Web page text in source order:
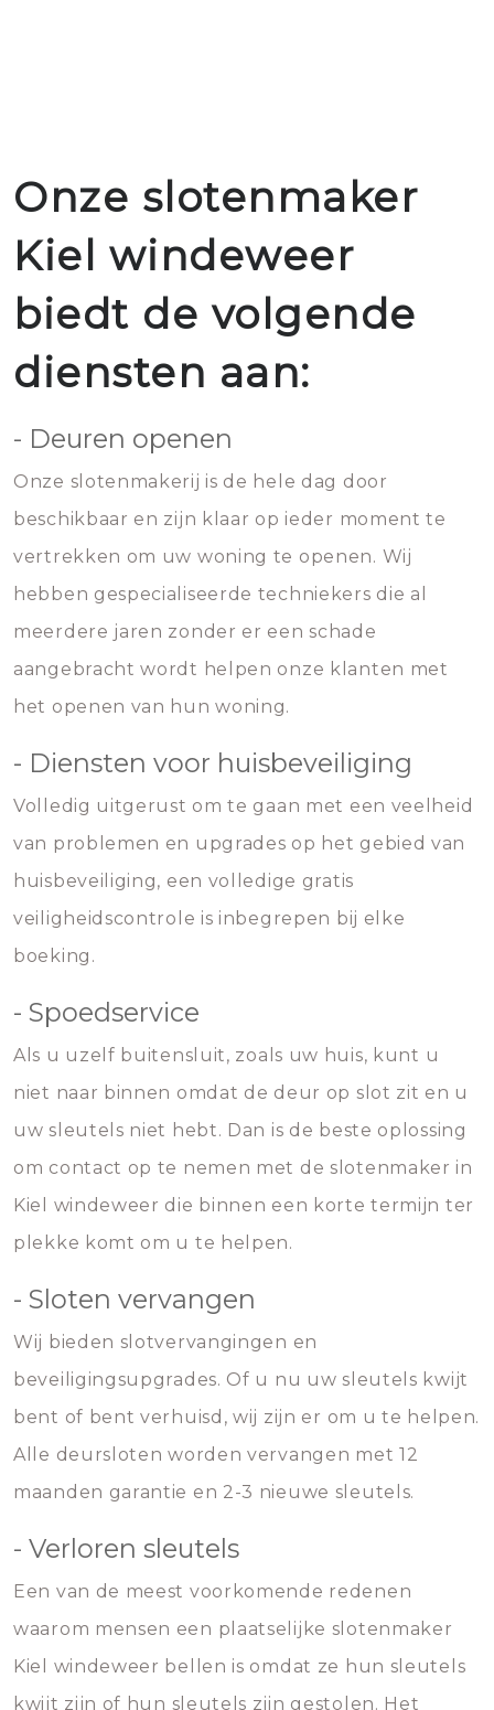
Onze slotenmaker
Kiel windeweer
biedt de volgende
diensten aan:
- Deuren openen
Onze slotenmakerij is de hele dag door
beschikbaar en zijn klaar op ieder moment te
vertrekken om uw woning te openen. Wij
hebben gespecialiseerde techniekers die al
meerdere jaren zonder er een schade
aangebracht wordt helpen onze klanten met
het openen van hun woning.
- Diensten voor huisbeveiliging
Volledig uitgerust om te gaan met een veelheid
van problemen en upgrades op het gebied van
huisbeveiliging, een volledige gratis
veiligheidscontrole is inbegrepen bij elke
boeking.
- Spoedservice
Als u uzelf buitensluit, zoals uw huis, kunt u
niet naar binnen omdat de deur op slot zit en u
uw sleutels niet hebt. Dan is de beste oplossing
om contact op te nemen met de slotenmaker in
Kiel windeweer die binnen een korte termijn ter
plekke komt om u te helpen.
- Sloten vervangen
Wij bieden slotvervangingen en
beveiligingsupgrades. Of u nu uw sleutels kwijt
bent of bent verhuisd, wij zijn er om u te helpen.
Alle deursloten worden vervangen met 12
maanden garantie en 2-3 nieuwe sleutels.
- Verloren sleutels
Een van de meest voorkomende redenen
waarom mensen een plaatselijke slotenmaker
Kiel windeweer bellen is omdat ze hun sleutels
kwijt zijn of hun sleutels zijn gestolen. Het